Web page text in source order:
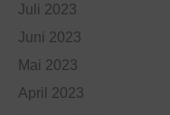
Juli 2023
Juni 2023
Mai 2023
April 2023